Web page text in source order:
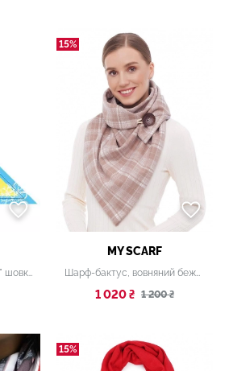
Косинка "Квіти України" шовкова
15%
MY SCARF
Шарф-бактус, вовняний бежевий "Единбург"
1 020 ₴ 1 200 ₴
15%